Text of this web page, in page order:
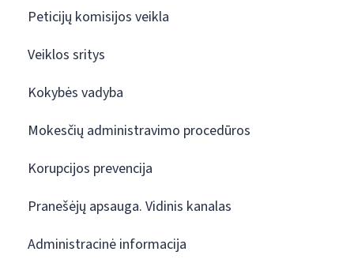
Peticijų komisijos veikla
Veiklos sritys
Kokybės vadyba
Mokesčių administravimo procedūros
Korupcijos prevencija
Pranešėjų apsauga. Vidinis kanalas
Administracinė informacija